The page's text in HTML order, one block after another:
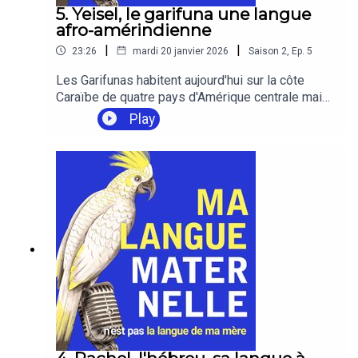
l'actualité de ce projet.
5. Yeisel, le garifuna une langue
afro-amérindienne
23:26 | mardi 20 janvier 2026 | Saison 2 Ep. 5
Les Garifunas habitent aujourd'hui sur la côte
Caraïbe de quatre pays d'Amérique centrale mais
c'est au 17e siècle, sur l'île de St Vincent au
Petites-Antilles, que cette communauté a
Paris depuis 5 ans et a bien voulu nous en dire
plus sur les complexités de sa langue et sur sa
culture si particulière.
Play